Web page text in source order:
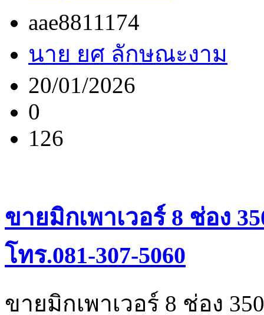
aae8811174
นาย ยศ ลักษณะงาม
20/01/2026
0
126
ขายมิกเพาเวอร์ 8 ช่อง
โทร.081-307-5060
ขายมิกเพาเวอร์ 8 ช่อง